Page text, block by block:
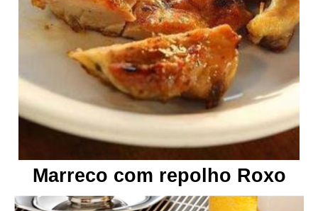
Marreco com repolho Roxo